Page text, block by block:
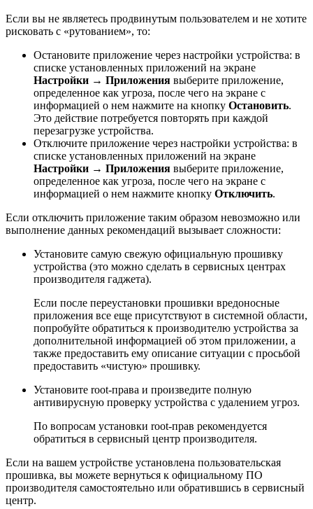
Если вы не являетесь продвинутым пользователем и не хотите
рисковать с «рутованием», то:
Остановите приложение через настройки устройства: в
списке установленных приложений на экране
Настройки → Приложения выберите приложение,
определенное как угроза, после чего на экране с
информацией о нем нажмите на кнопку Остановить.
Это действие потребуется повторять при каждой
перезагрузке устройства.
Отключите приложение через настройки устройства: в
списке установленных приложений на экране
Настройки → Приложения выберите приложение,
определенное как угроза, после чего на экране с
информацией о нем нажмите кнопку Отключить.
Если отключить приложение таким образом невозможно или
выполнение данных рекомендаций вызывает сложности:
Установите самую свежую официальную прошивку
устройства (это можно сделать в сервисных центрах
производителя гаджета).
Если после переустановки прошивки вредоносные
приложения все еще присутствуют в системной области,
попробуйте обратиться к производителю устройства за
дополнительной информацией об этом приложении, а
также предоставить ему описание ситуации с просьбой
предоставить «чистую» прошивку.
Установите root-права и произведите полную
антивирусную проверку устройства с удалением угроз.
По вопросам установки root-прав рекомендуется
обратиться в сервисный центр производителя.
Если на вашем устройстве установлена пользовательская
прошивка, вы можете вернуться к официальному ПО
производителя самостоятельно или обратившись в сервисный
центр.